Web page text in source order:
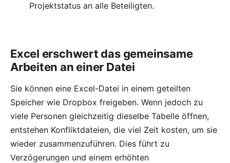
Projektstatus an alle Beteiligten.
Excel erschwert das gemeinsame
Arbeiten an einer Datei
Sie können eine Excel-Datei in einem geteilten
Speicher wie Dropbox freigeben. Wenn jedoch zu
viele Personen gleichzeitig dieselbe Tabelle öffnen,
entstehen Konfliktdateien, die viel Zeit kosten, um sie
wieder zusammenzuführen. Dies führt zu
Verzögerungen und einem erhöhten